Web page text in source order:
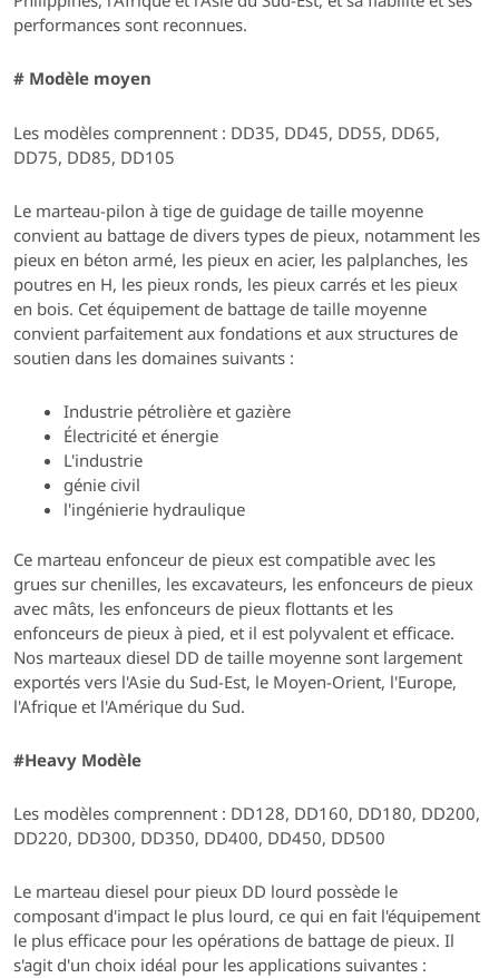
performances sont reconnues.
# Modèle moyen
Les modèles comprennent : DD35, DD45, DD55, DD65,
DD75, DD85, DD105
Le marteau-pilon à tige de guidage de taille moyenne
convient au battage de divers types de pieux, notamment les
pieux en béton armé, les pieux en acier, les palplanches, les
poutres en H, les pieux ronds, les pieux carrés et les pieux
en bois. Cet équipement de battage de taille moyenne
convient parfaitement aux fondations et aux structures de
soutien dans les domaines suivants :
Industrie pétrolière et gazière
Électricité et énergie
L'industrie
génie civil
l'ingénierie hydraulique
Ce marteau enfonceur de pieux est compatible avec les
grues sur chenilles, les excavateurs, les enfonceurs de pieux
avec mâts, les enfonceurs de pieux flottants et les
enfonceurs de pieux à pied, et il est polyvalent et efficace.
Nos marteaux diesel DD de taille moyenne sont largement
exportés vers l'Asie du Sud-Est, le Moyen-Orient, l'Europe,
l'Afrique et l'Amérique du Sud.
#Heavy Modèle
Les modèles comprennent : DD128, DD160, DD180, DD200,
DD220, DD300, DD350, DD400, DD450, DD500
Le marteau diesel pour pieux DD lourd possède le
composant d'impact le plus lourd, ce qui en fait l'équipement
le plus efficace pour les opérations de battage de pieux. Il
s'agit d'un choix idéal pour les applications suivantes :